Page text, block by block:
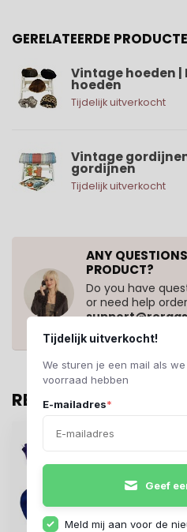
Tijdelijk uitverkocht!
We sturen je een mail als
voorraad hebben
E-mailadres*
Geef
Meld mij aan voor de
GERELATEERDE
Vintage hoeden |
hoeden
Tijdelijk uitverkocht
Vintage
gordijnen
Tijdelijk uitverkocht
ANY
PRODUCT?
Do you have
or need help
+31 20 210 10 43
RECENT BEKEKEN